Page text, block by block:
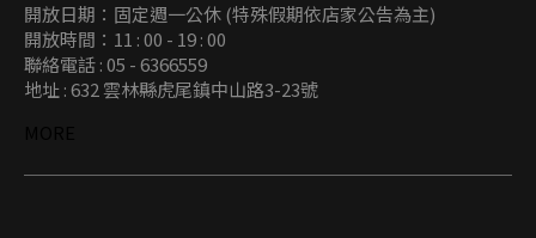
開放日期：固定週一公休 (特殊假期依店家公告為主)
開放時間：11 : 00 - 19 : 00
聯絡電話 : 05 - 6366559
地址 : 632 雲林縣虎尾鎮中山路3-23號